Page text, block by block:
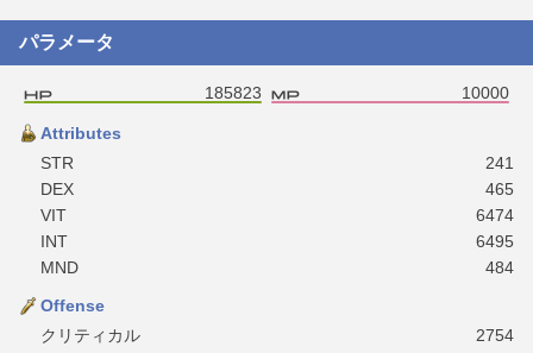
パラメータ
185823 10000
Attributes
STR
241
DEX
465
VIT
6474
INT
6495
MND
484
Offense
クリティカル
2754